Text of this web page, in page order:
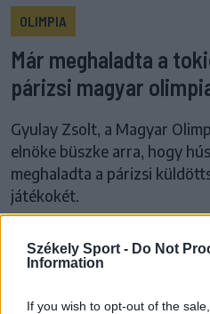
Székely Sport - Do Not
Information
If you wish to opt-out of the
OLIMPIA
Már meghaladta a
párizsi magyar
Gyulay Zsolt, a Magyar
elnöke büszke arra, hogy
meghaladta a párizsi
játékokét.